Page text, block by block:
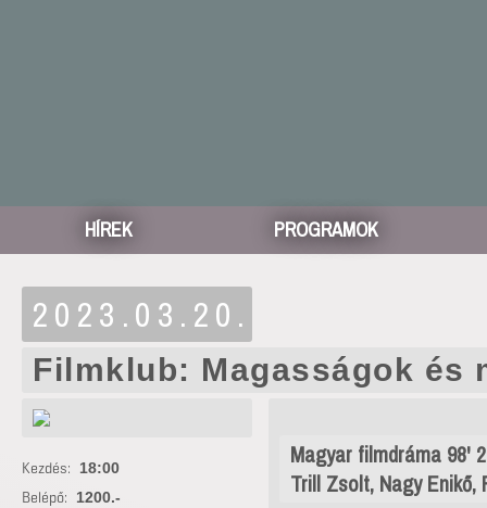
HÍREK PROGRAMOK
2023.03.20.
Filmklub: Magasságok és
Magyar filmdráma 98'
Trill Zsolt, Nagy Enikő,
Kezdés: 18:00
Belépő: 1200.-